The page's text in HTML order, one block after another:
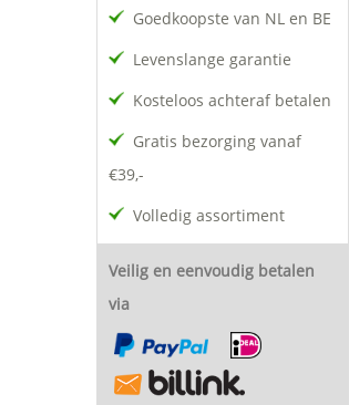
Goedkoopste van NL en BE
Levenslange garantie
Kosteloos achteraf betalen
Gratis bezorging vanaf
€39,-
Volledig assortiment
Veilig en eenvoudig betalen
via